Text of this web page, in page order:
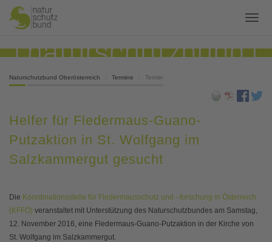
Naturschutzbund Oberösterreich Termine Termin
Helfer für Fledermaus-Guano-
Putzaktion in St. Wolfgang im
Salzkammergut gesucht
Die Koordinationsstelle für Fledermausschutz und –forschung in Österreich
(KFFÖ) veranstaltet mit Unterstützung des Naturschutzbundes am Samstag,
12. November 2016, eine Fledermaus-Guano-Putzaktion in der Kirche von
St. Wolfgang im Salzkammergut.